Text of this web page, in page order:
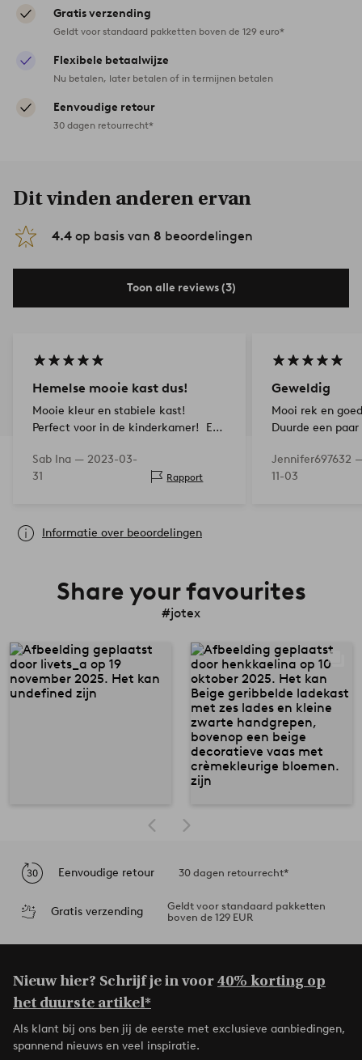
Gratis verzending
Geldt voor standaard pakketten boven de 129 euro*
Flexibele betaalwijze
Nu betalen, later betalen of in termijnen betalen
Eenvoudige retour
30 dagen retourrecht*
Dit vinden anderen ervan
4.4 op basis van 8 beoordelingen
Toon alle reviews (3)
Hemelse mooie kast dus!
Mooie kleur en stabiele kast!
Perfect voor in de kinderkamer! Erg
Sab Ina — 2023-03-
31
Rapport
Geweldig
Mooi rek en
Duurde een
Jennifer697632
11-03
Informatie over beoordelingen
Share your favourites
#jotex
Eenvoudige retour 30 dagen retourrecht*
Gratis verzending
Geldt voor standaard pakketten
boven de 129 EUR
Nieuw hier? Schrijf je in voor40% korting op
het duurste artikel*
Als klant bij ons ben jij de eerste met exclusieve aanbiedingen,
spannend nieuws en veel inspiratie.